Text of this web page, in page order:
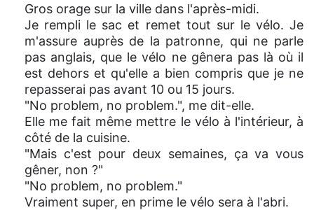
Gros orage sur la ville dans l'après-midi.
Je rempli le sac et remet tout sur le vélo. Je
m'assure auprès de la patronne, qui ne parle
pas anglais, que le vélo ne gênera pas là où il
est dehors et qu'elle a bien compris que je ne
repasserai pas avant 10 ou 15 jours.
"No problem, no problem.", me dit-elle.
Elle me fait même mettre le vélo à l'intérieur, à
côté de la cuisine.
"Mais c'est pour deux semaines, ça va vous
gêner, non ?"
"No problem, no problem."
Vraiment super, en prime le vélo sera à l'abri.